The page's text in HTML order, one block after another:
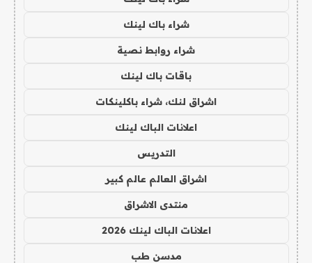
شراء باك لينك
شراء روابط نصية
باقات باك لينك
اشراق لنك، شراء باكلينكات
اعلانات الباك لينك
التدريس
اشراق العالم عالم كبير
منتدى الاشراق
اعلانات الباك لينك 2026
مدسن طب